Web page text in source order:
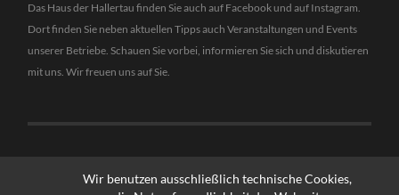
Wir benutzen ausschließlich technische Cookies,
Das Haus der Hallertau finden Sie auch auf Facebook und auf Instagram.
Dort finden Sie neben aktuellen Tipps auch Veranstaltungen und Events
unserer Betriebe. Schauen Sie vorbei, informieren Sie sich und diskutieren
mit uns. Wir freuen uns auf Sie.